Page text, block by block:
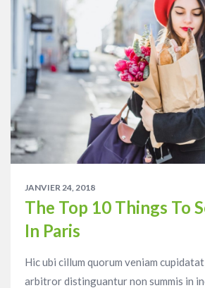
JANVIER 24, 2018
The Top 10 Things To
In Paris
Hic ubi cillum quorum veniam
arbitror distinguantur non summis in